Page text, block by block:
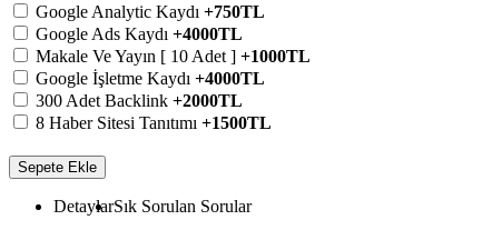
Google Analytic Kaydı +750TL
Google Ads Kaydı +4000TL
Makale Ve Yayın [ 10 Adet ] +1000TL
Google İşletme Kaydı +4000TL
300 Adet Backlink +2000TL
8 Haber Sitesi Tanıtımı +1500TL
Sepete Ekle
DetaylarSık Sorulan Sorular